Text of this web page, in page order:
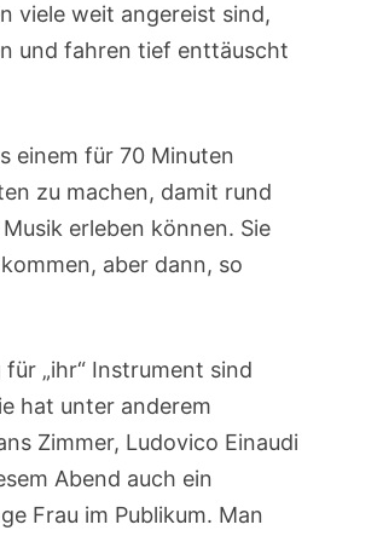
viele weit angereist sind,
und fahren tief enttäuscht
einem für 70 Minuten
zu machen, damit rund
erleben können. Sie
aber dann, so
„ihr“ Instrument sind
hat unter anderem
Zimmer, Ludovico Einaudi
Abend auch ein
Frau im Publikum. Man